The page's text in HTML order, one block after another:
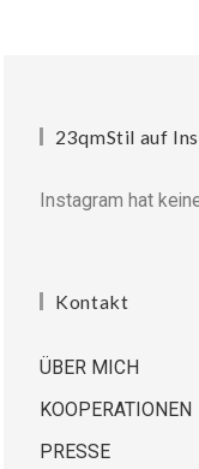
23qmStil auf
Instagram hat
Kontakt
ÜBER MICH
KOOPERATIONEN
PRESSE